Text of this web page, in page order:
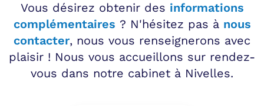
Vous désirez obtenir des informations
complémentaires ? N'hésitez pas à nous
contacter, nous vous renseignerons avec
plaisir ! Nous vous accueillons sur rendez-
vous dans notre cabinet à Nivelles.